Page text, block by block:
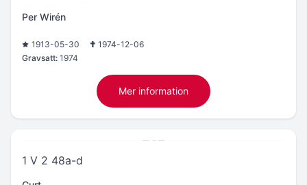
Per Wirén
1913-05-30
1974-12-06
Gravsatt: 1974
Mer information
1 V 2 48a-d